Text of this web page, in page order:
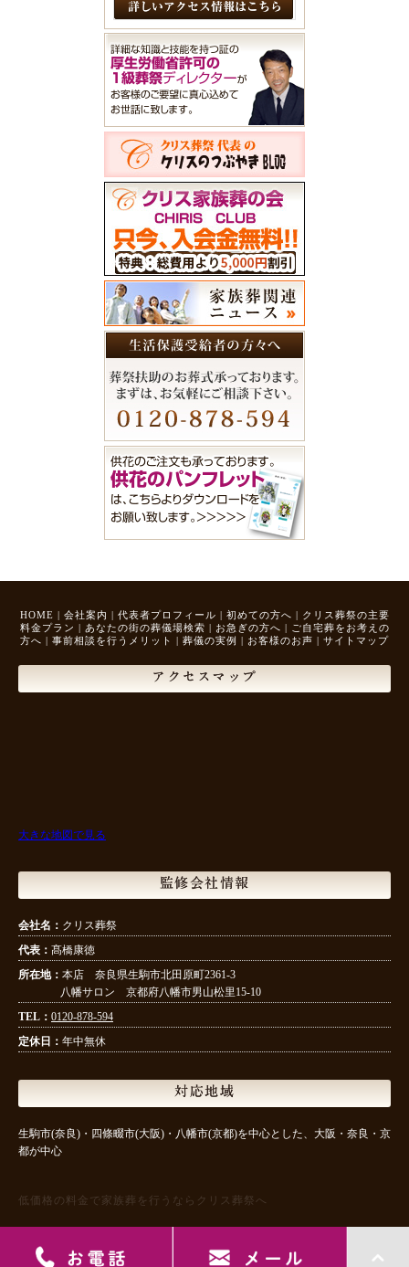
HOME | 会社案内 | 代表者プロフィール | 初めての方へ | クリス葬祭の主要
料金プラン | あなたの街の葬儀場検索 | お急ぎの方へ | ご自宅葬をお考えの
方へ | 事前相談を行うメリット | 葬儀の実例 | お客様のお声 | サイトマップ
アクセスマップ
大きな地図で見る
監修会社情報
会社名： クリス葬祭
代表： 髙橋康徳
所在地： 本店 奈良県生駒市北田原町2361-3
八幡サロン 京都府八幡市男山松里15-10
TEL： 0120-878-594
定休日： 年中無休
対応地域
生駒市(奈良)・四條畷市(大阪)・八幡市(京都)を中心とした、大阪・奈良・京
都が中心
低価格の料金で家族葬を行うならクリス葬祭へ